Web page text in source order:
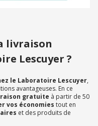
livraison
Lescuyer ?
le Laboratoire Lescuyer,
avantageuses. En ce
gratuite à partir de 50
vos économies tout en
et des produits de